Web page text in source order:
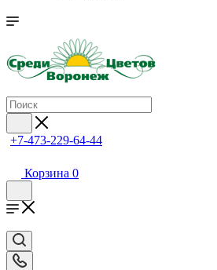
+7-473-229-64-44
Корзина 0